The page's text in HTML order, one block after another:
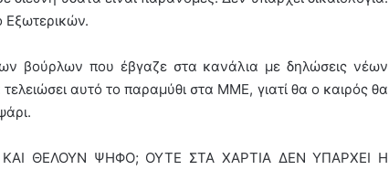
Εξωτερικών.
βούρλων που έβγαζε στα κανάλια με δηλώσεις νέων
αυτό το παραμύθι στα ΜΜΕ, γιατί θα ο καιρός θα
ΘΕΛΟΥΝ ΨΗΦΟ; OYTE ΣΤΑ ΧΑΡΤΙΑ ΔΕΝ ΥΠΑΡΧΕΙ Η